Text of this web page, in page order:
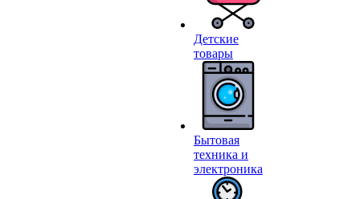
Детские
товары
Бытовая
техника и
электроника